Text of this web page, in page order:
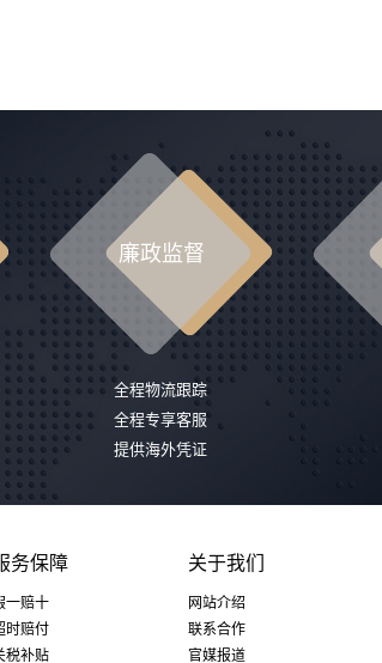
廉政监督
全程物流跟踪
全程专享客服
提供海外凭证
务保障
一赔十
时赔付
税补贴
关于我们
网站介绍
联系合作
官媒报道